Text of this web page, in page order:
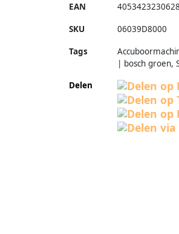
EAN 4053423230628
SKU 06039D8000
Tags
| bosch groen,
Delen